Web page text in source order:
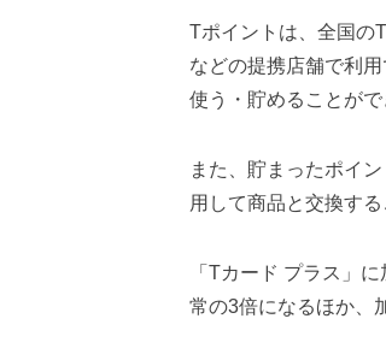
Tポイントは、全国の
などの提携店舗で利
使う・貯めることがで
また、貯まったポイ
用して商品と交換する
「Tカード プラス」
常の3倍になるほか、